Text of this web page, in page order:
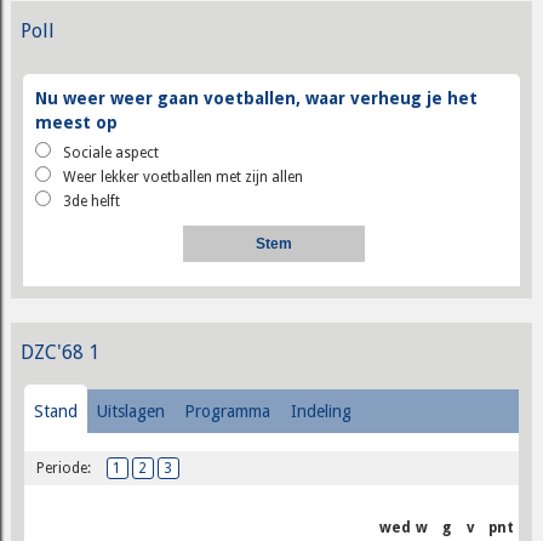
Poll
Nu weer weer gaan voetballen, waar verheug je het
meest op
Sociale aspect
Weer lekker voetballen met zijn allen
3de helft
DZC'68 1
Stand Uitslagen Programma Indeling
Periode: 1 2 3
wed w g v pnt